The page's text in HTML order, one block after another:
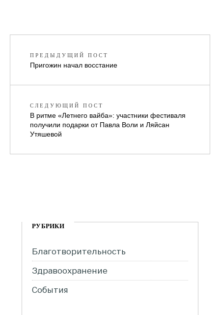
ПРЕДЫДУЩИЙ ПОСТ
Пригожин начал восстание
СЛЕДУЮЩИЙ ПОСТ
В ритме «Летнего вайба»: участники фестиваля
получили подарки от Павла Воли и Ляйсан
Утяшевой
РУБРИКИ
Благотворительность
Здравоохранение
События